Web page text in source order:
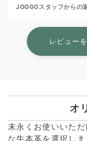
JOGGOスタッフからの
レビュー
オ
末永くお使いいた
な牛本革を選択し